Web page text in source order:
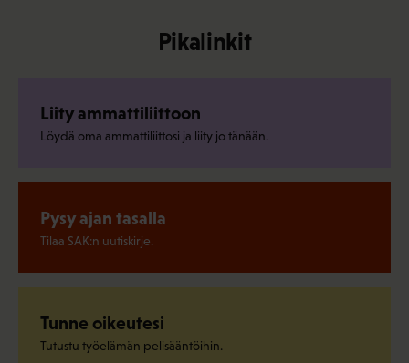
Pikalinkit
Liity ammattiliittoon
Löydä oma ammattiliittosi ja liity jo tänään.
Pysy ajan tasalla
Tilaa SAK:n uutiskirje.
Tunne oikeutesi
Tutustu työelämän pelisääntöihin.